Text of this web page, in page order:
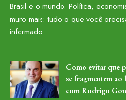
Brasil e o mundo. Política,
muito mais: tudo o que você
informado.
Como evitar que
se fragmentem ao
com Rodrigo